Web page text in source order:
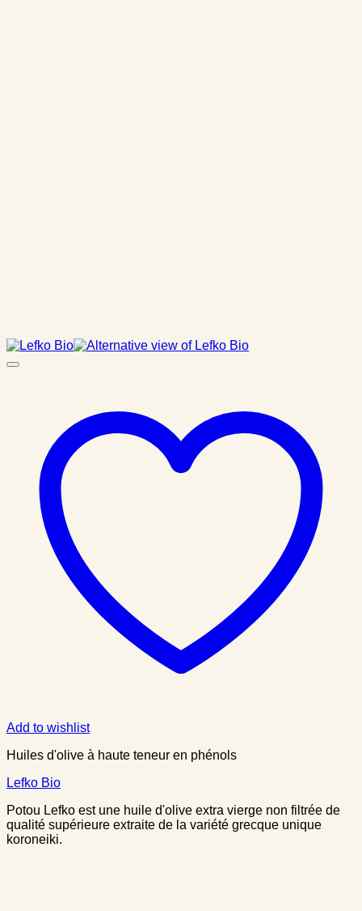
Add to wishlist
Huiles d'olive à haute teneur en phénols
Lefko Bio
Potou Lefko est une huile d'olive extra vierge non filtrée de
qualité supérieure extraite de la variété grecque unique
koroneiki.